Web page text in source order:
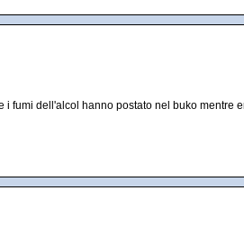
fumi dell'alcol hanno postato nel buko mentre